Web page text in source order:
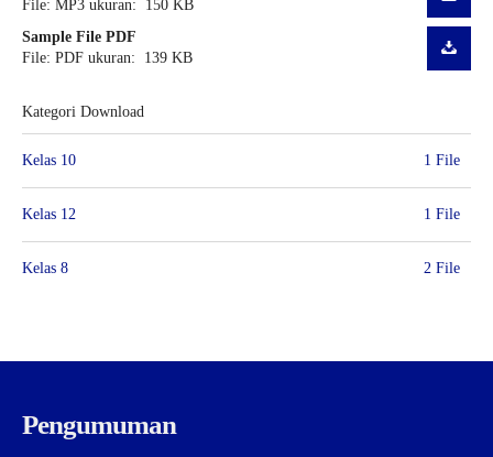
File: MP3 ukuran: 150 KB
Sample File PDF
File: PDF ukuran: 139 KB
Kategori Download
Kelas 10 1 File
Kelas 12 1 File
Kelas 8 2 File
Pengumuman